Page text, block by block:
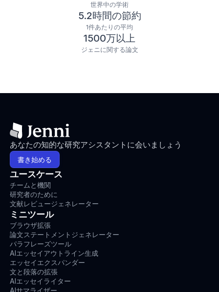
世界中の学術
5.2時間の節約
1件あたりの平均
1500万以上
ジェニに関する論文
あなたの知的な研究アシスタントに会いましょう
書き始める
ユースケース
チームと機関
研究者のために
文献レビュージェネレーター
ミニツール
ブラウザ拡張
論文ステートメントジェネレーター
パラフレーズツール
AIエッセイアウトライン生成
エッセイエクスパンダー
文と段落の拡張
AIエッセイライター